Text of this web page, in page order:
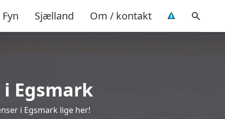
Fyn Sjælland Om / kontakt
Egsmark
i Egsmark lige her!